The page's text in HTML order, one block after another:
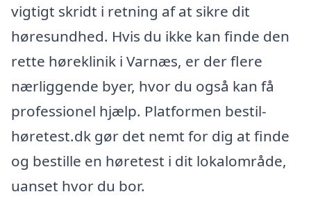
vigtigt skridt i retning af at sikre dit
høresundhed. Hvis du ikke kan finde den
rette høreklinik i Varnæs, er der flere
nærliggende byer, hvor du også kan få
professionel hjælp. Platformen bestil-
høretest.dk gør det nemt for dig at finde
og bestille en høretest i dit lokalområde,
uanset hvor du bor.